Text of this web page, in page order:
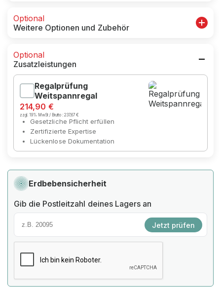
Optional
Weitere Optionen und Zubehör
Optional
Zusatzleistungen
Regalprüfung
Weitspannregal
214,90 €
zzgl. 19% MwSt / Brutto :237,67 €
Gesetzliche Pflicht erfüllen
Zertifizierte Expertise
Lückenlose Dokumentation
Erdbebensicherheit
Gib die Postleitzahl deines Lagers an
Jetzt prüfen